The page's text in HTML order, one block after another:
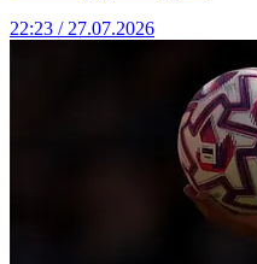
22:23 / 27.07.2026